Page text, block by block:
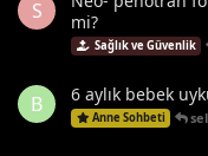
S
mi?
Sağlık ve Güvenlik
B 6 aylık bebek
Anne Sohbeti